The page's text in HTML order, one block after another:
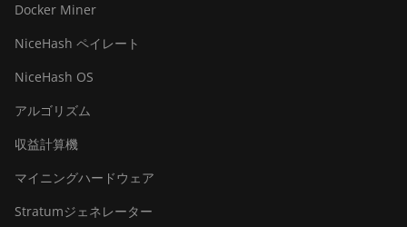
BITMAIN Antminer S23e Hyd
(145Th)
BITMAIN Antminer T19 Hydro
(158Th)
BITMAIN Antminer T21
Docker Miner
NiceHash ペイレート
NiceHash OS
アルゴリズム
収益計算機
マイニングハードウェア
Stratumジェネレーター